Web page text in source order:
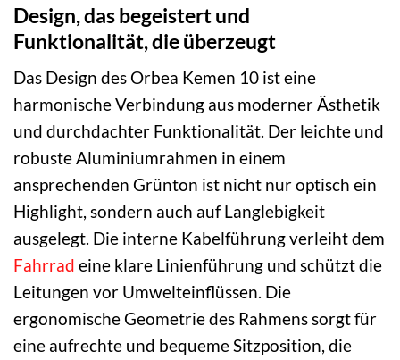
Design, das begeistert und
Funktionalität, die überzeugt
Das Design des Orbea Kemen 10 ist eine
harmonische Verbindung aus moderner Ästhetik
und durchdachter Funktionalität. Der leichte und
robuste Aluminiumrahmen in einem
ansprechenden Grünton ist nicht nur optisch ein
Highlight, sondern auch auf Langlebigkeit
ausgelegt. Die interne Kabelführung verleiht dem
Fahrrad eine klare Linienführung und schützt die
Leitungen vor Umwelteinflüssen. Die
ergonomische Geometrie des Rahmens sorgt für
eine aufrechte und bequeme Sitzposition, die